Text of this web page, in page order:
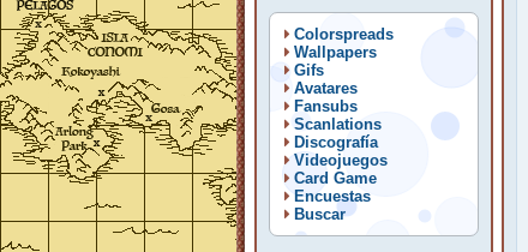
Colorspreads
Wallpapers
Gifs
Avatares
Fansubs
Scanlations
Discografía
Videojuegos
Card Game
Encuestas
Buscar